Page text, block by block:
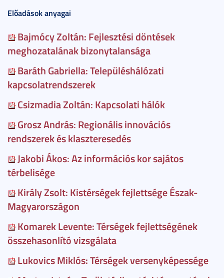
Előadások anyagai
Bajmócy Zoltán: Fejlesztési döntések
meghozatalának bizonytalansága
Baráth Gabriella: Településhálózati
kapcsolatrendszerek
Csizmadia Zoltán: Kapcsolati hálók
Grosz András: Regionális innovációs
rendszerek és klaszteresedés
Jakobi Ákos: Az információs kor sajátos
térbelisége
Király Zsolt: Kistérségek fejlettsége Észak-
Magyarországon
Komarek Levente: Térségek fejlettségének
összehasonlító vizsgálata
Lukovics Miklós: Térségek versenyképessége